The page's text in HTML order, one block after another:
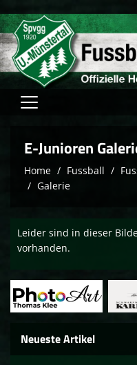
Verein
Fussball
Hallensport
FAM
Sponsoren
E-Junioren
Home Fussball
Galerie
Leider sind in dieser
vorhanden.
Neueste Artikel